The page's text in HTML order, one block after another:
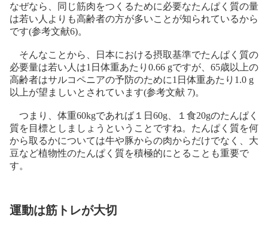
なぜなら、同じ筋肉をつくるために必要なたんぱく質の量
は若い人よりも高齢者の方が多いことが知られているから
です(参考文献6)。
そんなことから、日本における摂取基準でたんぱく質の
必要量は若い人は1日体重あたり0.66 gですが、65歳以上の
高齢者はサルコペニアの予防のために1日体重あたり1.0 g
以上が望ましいとされています(参考文献 7)。
つまり、体重60kgであれば１日60g、１食20gのたんぱく
質を目標としましょうということですね。たんぱく質を何
から取るかについては牛や豚からの肉からだけでなく、大
豆など植物性のたんぱく質を積極的にとることも重要で
す。
運動は筋トレが大切